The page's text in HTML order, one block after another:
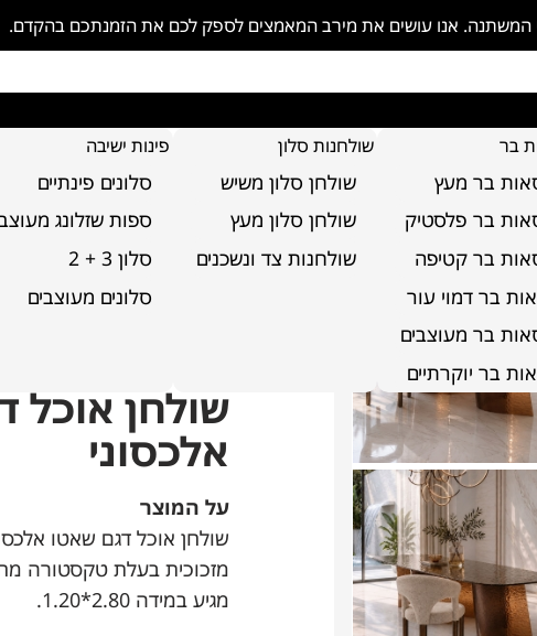
המשתנה. אנו עושים את מירב המאמצים לספק לכם את הזמנתכם בהקדם.
בר
בר מעץ
בר פלסטיק
בר קטיפה
בר דמוי עור
בר מעוצבים
בר יוקרתיים
שולחנות סלון
שולחן סלון משיש
שולחן סלון מעץ
שולחנות צד ונשכנים
פינות ישיבה
סלונים פינתיים
ספות שזלונג
סלון 3 + 2
סלונים מעוצבים
שולחן אוכל
אלכסוני
על המוצר
מזכוכית בעלת טקסטורה
מגיע במידה 2.80*1.20.